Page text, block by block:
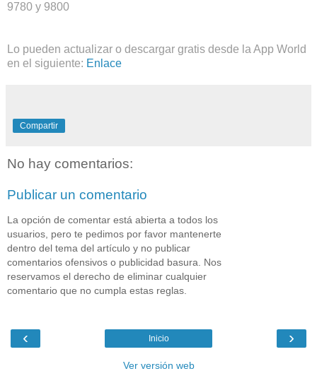
9780 y 9800
Lo pueden actualizar o descargar gratis desde la App World
en el siguiente: Enlace
Compartir
No hay comentarios:
Publicar un comentario
La opción de comentar está abierta a todos los
usuarios, pero te pedimos por favor mantenerte
dentro del tema del artículo y no publicar
comentarios ofensivos o publicidad basura. Nos
reservamos el derecho de eliminar cualquier
comentario que no cumpla estas reglas.
‹ ›
Inicio
Ver versión web